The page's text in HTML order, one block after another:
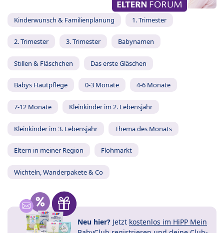
Kinderwunsch & Familienplanung 1. Trimester
2. Trimester 3. Trimester Babynamen
Stillen & Fläschchen Das erste Gläschen
Babys Hautpflege 0-3 Monate 4-6 Monate
7-12 Monate Kleinkinder im 2. Lebensjahr
Kleinkinder im 3. Lebensjahr Thema des Monats
Eltern in meiner Region Flohmarkt
Wichteln, Wanderpakete & Co
Neu hier? Jetzt kostenlos im HiPP Mein